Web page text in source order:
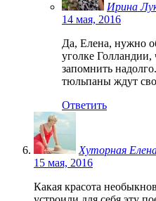
Ирина
14 мая, 2016
Да, Елена, нужно
уголке Голландии,
запомнить
тюльпаны ждут
Ответить
Хуторная
15 мая, 2016
Какая красота